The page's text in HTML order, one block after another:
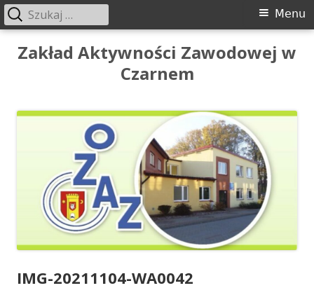
Przeskocz
Zakład Aktywności Zawodowej w
Czarnem
Menu
główne
Menu
Szukaj:
IMG-20211104-WA0042